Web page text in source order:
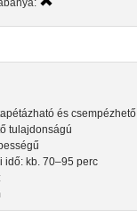
és csempézhető
tulajdonságú
idő: kb. 70–95 perc